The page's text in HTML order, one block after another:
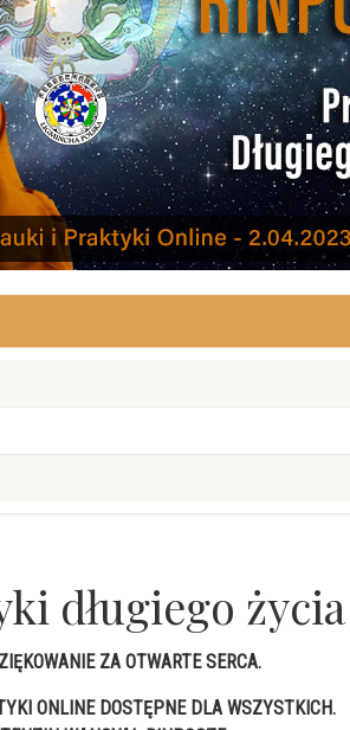
długiego życia
ZA OTWARTE SERCA.
ONLINE DOSTĘPNE DLA WSZYSTKICH.